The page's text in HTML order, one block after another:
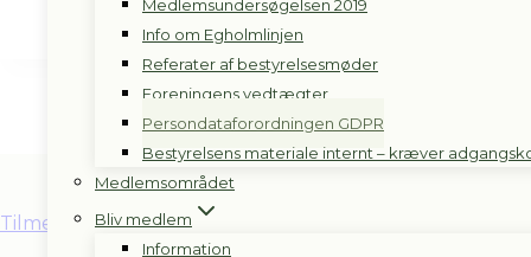
Medlemsundersøgelsen 2019
Info om Egholmlinjen
Referater af bestyrelsesmøder
Foreningens vedtægter
Persondataforordningen GDPR
Bestyrelsens materiale internt – kræver
Medlemsområdet
Bliv medlem
Information
Tilmeld kontingent til Betalingsservice